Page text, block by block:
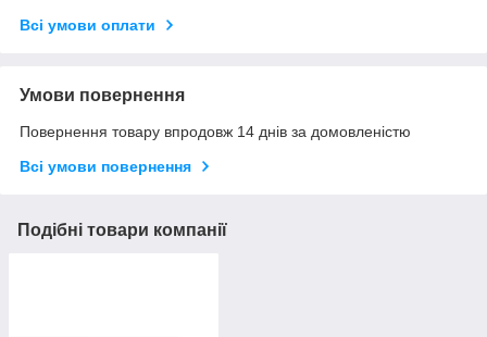
Всі умови оплати
Умови повернення
Повернення товару впродовж 14 днів за домовленістю
Всі умови повернення
Подібні товари компанії